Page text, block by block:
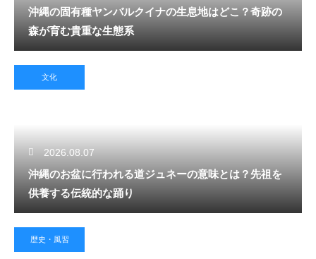
沖縄の固有種ヤンバルクイナの生息地はどこ？奇跡の
森が育む貴重な生態系
文化
2026.08.07
沖縄のお盆に行われる道ジュネーの意味とは？先祖を
供養する伝統的な踊り
歴史・風習